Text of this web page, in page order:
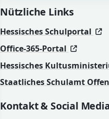
Nützliche Links
Hessisches Schulportal
Office-365-Portal
(öffnet
(öffnet
Hessisches
Staatliches Schulamt
Kontakt & Social